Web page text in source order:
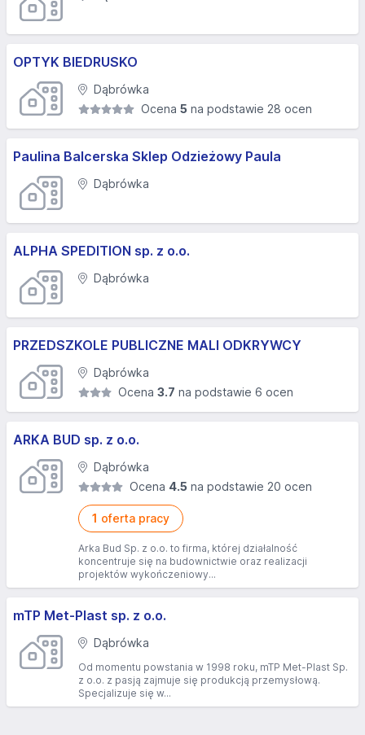
OPTYK BIEDRUSKO
Dąbrówka
Ocena 5 na podstawie 28 ocen
Paulina Balcerska Sklep Odzieżowy Paula
Dąbrówka
ALPHA SPEDITION sp. z o.o.
Dąbrówka
PRZEDSZKOLE PUBLICZNE MALI ODKRYWCY
Dąbrówka
Ocena3.7 na podstawie 6 ocen
ARKA BUD sp. z o.o.
Dąbrówka
Ocena 4.5 na podstawie 20 ocen
1 oferta pracy
Arka Bud Sp. z o.o. to firma, której działalność
koncentruje się na budownictwie oraz realizacji
projektów wykończeniowy...
mTP Met-Plast sp. z o.o.
Dąbrówka
Od momentu powstania w 1998 roku, mTP Met-Plast Sp.
z o.o. z pasją zajmuje się produkcją przemysłową.
Specjalizuje się w...